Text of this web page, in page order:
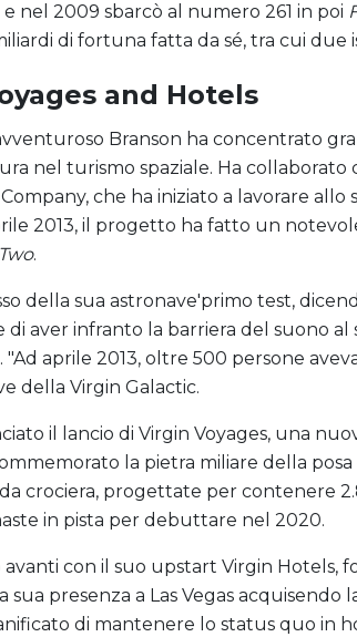
nel 2009 sbarcò al numero 261 in poi
di fortuna fatta da sé, tra cui due
and Hotels
Branson ha concentrato
nel turismo spaziale. Ha collaborato
che ha iniziato a lavorare allo
2013, il progetto ha fatto un
.
della sua astronave'primo test,
di aver infranto la barriera del suono al
aprile 2013, oltre 500 persone
della Virgin Galactic.
il lancio di Virgin Voyages, una
la pietra miliare della
crociera, progettate per contenere
in pista per debuttare nel 2020.
con il suo upstart Virgin Hotels,
sua presenza a Las Vegas acquisendo
di mantenere lo status quo in